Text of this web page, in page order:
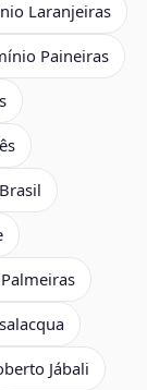
Laranjeiras
Paineiras
Jábali